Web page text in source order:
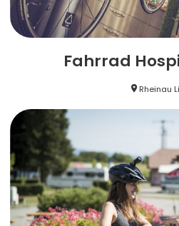
Fahrrad
Rheinau